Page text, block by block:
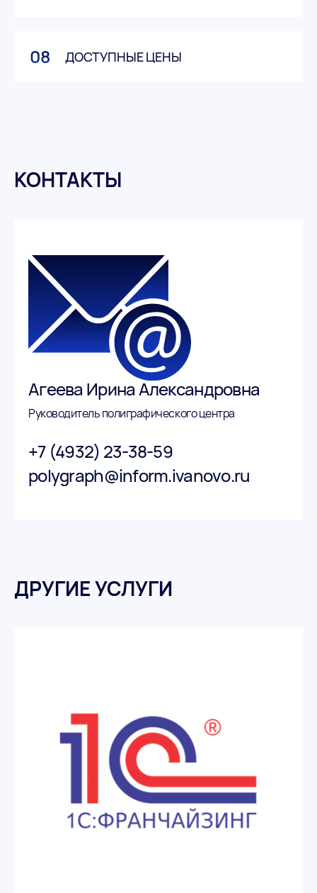
08 ДОСТУПНЫЕ ЦЕНЫ
КОНТАКТЫ
Агеева Ирина Александровна
Руководитель полиграфического центра
+7 (4932) 23-38-59
polygraph@inform.ivanovo.ru
ДРУГИЕ УСЛУГИ